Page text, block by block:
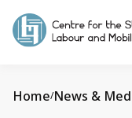
Home/News &